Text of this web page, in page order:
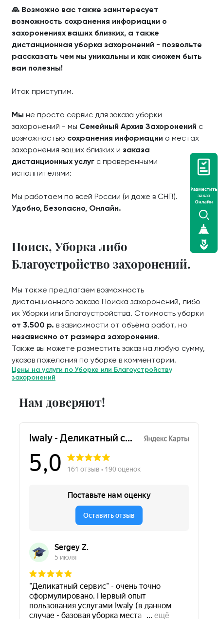
🙏 Возможно вас также заинтересует
возможность сохранения информации о
захоронениях ваших близких, а также
дистанционная уборка захоронений - позвольте
рассказать чем мы уникальны и как сможем быть
вам полезны!
Итак приступим.
Мы не просто сервис для заказа уборки
захоронений - мы Семейный Архив Захоронений с
возможностью сохранения информации о местах
захоронения ваших близких и заказа
дистанционных услуг с проверенными
исполнителями:
Мы работаем по всей России (и даже в СНГ!).
Удобно, Безопасно, Онлайн.
Поиск, Уборка либо
Благоустройство захоронений.
Мы также предлагаем возможность
дистанционного заказа Поиска захоронений, либо
их Уборки или Благоустройства. Стоимость уборки
от 3.500 р. в зависимости от объёма работ, но
независимо от размера захоронения.
Также вы можете разместить заказ на любую сумму,
указав пожелания по уборке в комментарии.
Цены на услуги по Уборке или Благоустройству
захоронений
Нам доверяют!